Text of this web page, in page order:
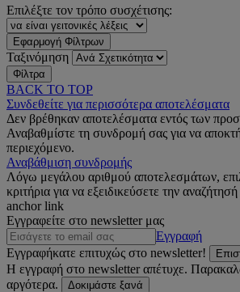
Επιλέξτε τον τρόπο συσχέτισης:
Εφαρμογή Φίλτρων
Ταξινόμηση
Φίλτρα
BACK TO TOP
Συνδεθείτε για περισσότερα αποτελέσματα
Δεν βρέθηκαν αποτελέσματα εντός των
Αναβαθμίστε τη συνδρομή σας για να
περιεχόμενο.
Αναβάθμιση συνδρομής
Λόγω μεγάλου αριθμού αποτελεσμάτων,
κριτήρια για να εξειδικεύσετε την
anchor link
Εγγραφείτε στο newsletter μας
Εγγραφή
Εγγραφήκατε επιτυχώς στο newsletter!
Η εγγραφή στο newsletter απέτυχε.
αργότερα.
Δοκιμάστε ξανά